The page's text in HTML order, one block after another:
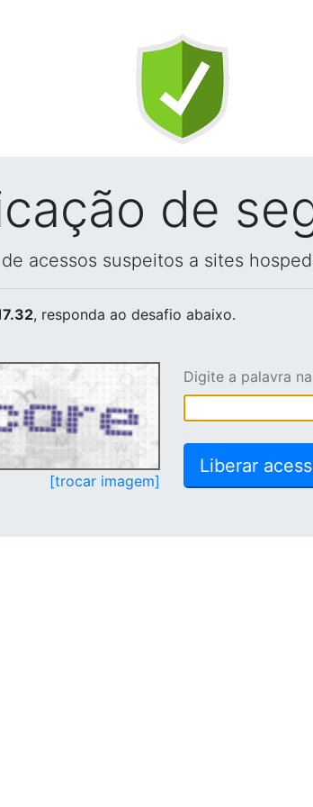
de
acessos suspeitos a sites
, responda ao desafio abaixo.
[trocar imagem]
Digite a palavra